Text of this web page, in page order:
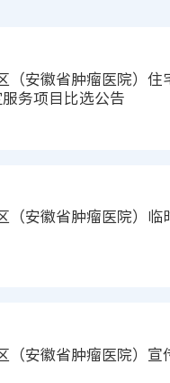
（安徽省肿瘤医院）住
务项目比选公告
（安徽省肿瘤医院）临
（安徽省肿瘤医院）宣